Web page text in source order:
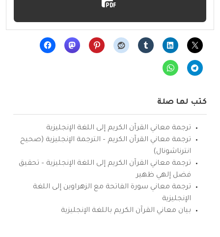
كتب لها صلة
ترجمة معاني القرآن الكريم إلى اللغة الإنجليزية
ترجمة معاني القرآن الكريم – الترجمة الإنجليزية (صحيح
انترناشونال)
ترجمة معاني القرآن الكريم إلى اللغة الإنجليزية – تحقيق
فضل إلهي ظهير
ترجمة معاني سورة الفاتحة مع الزهراوين إلى اللغة
الإنجليزية
بيان معاني القرآن الكريم باللغة الإنجليزية